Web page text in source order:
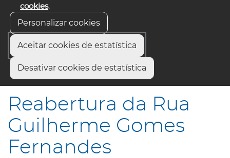
cookies.
Personalizar cookies
Aceitar cookies de estatística
Desativar cookies de estatística
Início
Reabertura da Rua Guilherme Gomes Fernandes
Reabertura da Rua
Guilherme Gomes
Fernandes